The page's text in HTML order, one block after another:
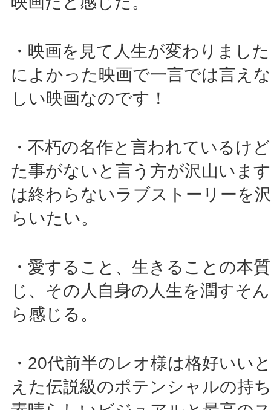
・映画を見て人生が変わりまし
によかった映画で一言では言え
しい映画なのです！
・不朽の名作と言われているけ
た事がないと言う方が沢山いま
は終わらないラブストーリーを
らいたい。
・愛すること、生きることの本
じ、その人自身の人生を潤すそ
ら感じる。
・20代前半のレオ様は格好いい
えた伝説級のポテンシャルの持